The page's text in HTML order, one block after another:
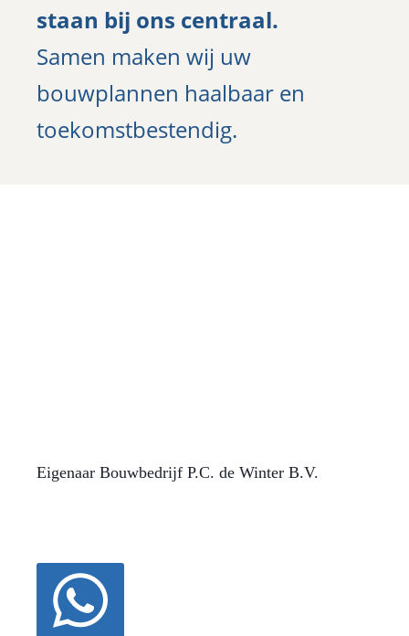
staan bij ons centraal.
Samen maken wij uw
bouwplannen haalbaar en
toekomstbestendig.
Eigenaar Bouwbedrijf P.C. de Winter B.V.